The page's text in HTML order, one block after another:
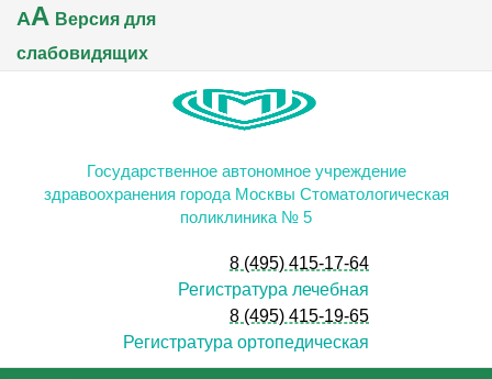
AA Версия для
слабовидящих
Государственное автономное учреждение
здравоохранения города Москвы Стоматологическая
поликлиника № 5
8 (495) 415-17-64
Регистратура лечебная
8 (495) 415-19-65
Регистратура ортопедическая